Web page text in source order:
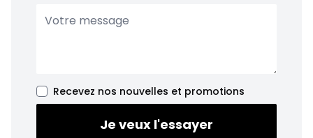
Recevez nos nouvelles et promotions
Je veux l'essayer